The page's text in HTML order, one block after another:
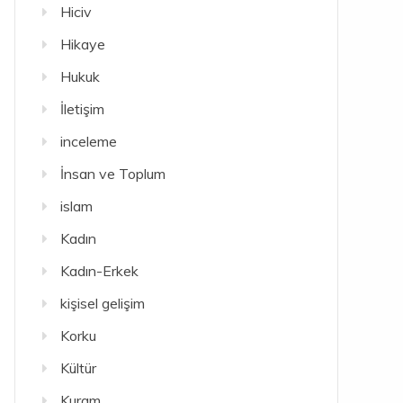
Hiciv
Hikaye
Hukuk
İletişim
inceleme
İnsan ve Toplum
islam
Kadın
Kadın-Erkek
kişisel gelişim
Korku
Kültür